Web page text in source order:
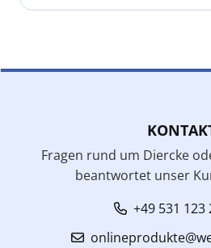
Fragen rund um Diercke
beantwortet unser
+49 531 123